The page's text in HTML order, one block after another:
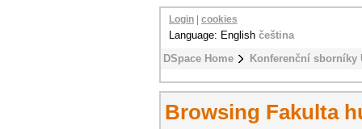
DSpace Home Konferenční sborníky
Login cookies
Language: English čeština
Browsing Fakulta